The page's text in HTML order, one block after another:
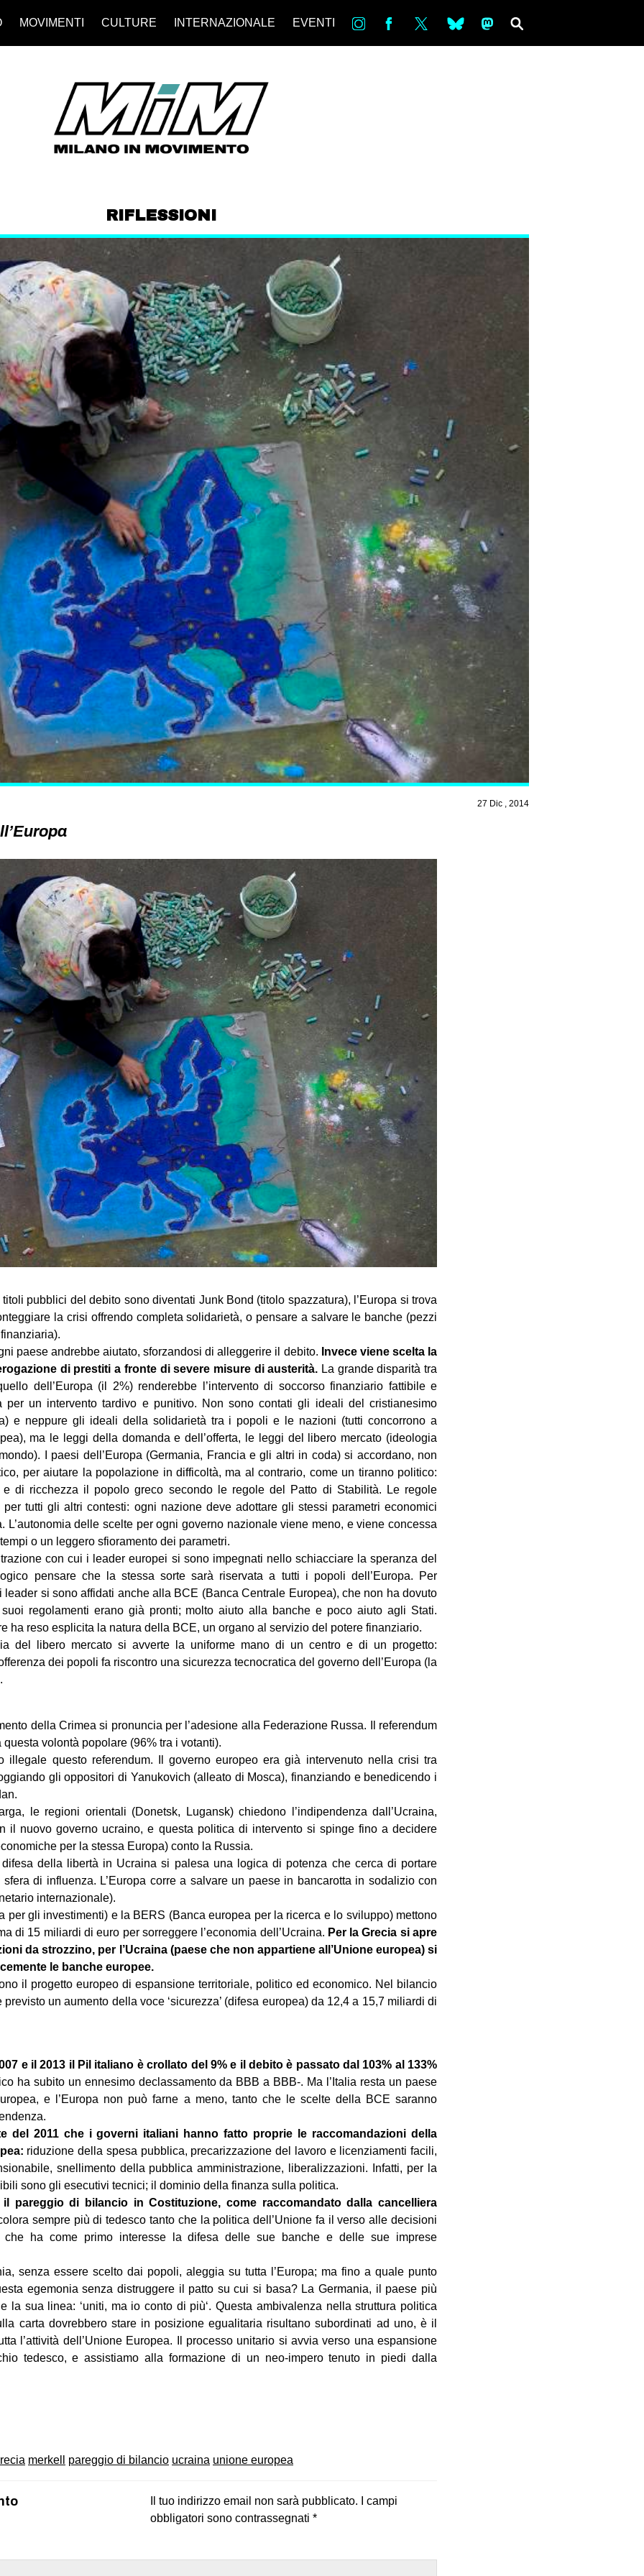
MOVIMENTI CULTURE INTERNAZIONALE EVENTI in bsky ms
RIFLESSIONI
27 Dic , 2014
pubblici del debito sono diventati Junk Bond (titolo spazzatura), l’Europa si trova
la crisi offrendo completa solidarietà, o pensare a salvare le banche (pezzi
paese andrebbe aiutato, sforzandosi di alleggerire il debito. Invece viene scelta la
di prestiti a fronte di severe misure di austerità. La grande disparità tra
dell’Europa (il 2%) renderebbe l’intervento di soccorso finanziario fattibile e
per un intervento tardivo e punitivo. Non sono contati gli ideali del cristianesimo
e neppure gli ideali della solidarietà tra i popoli e le nazioni (tutti concorrono a
ma le leggi della domanda e dell’offerta, le leggi del libero mercato (ideologia
I paesi dell’Europa (Germania, Francia e gli altri in coda) si accordano, non
per aiutare la popolazione in difficoltà, ma al contrario, come un tiranno politico:
di ricchezza il popolo greco secondo le regole del Patto di Stabilità. Le regole
per tutti gli altri contesti: ogni nazione deve adottare gli stessi parametri economici
L’autonomia delle scelte per ogni governo nazionale viene meno, e viene concessa
o un leggero sfioramento dei parametri.
con cui i leader europei si sono impegnati nello schiacciare la speranza del
pensare che la stessa sorte sarà riservata a tutti i popoli dell’Europa. Per
leader si sono affidati anche alla BCE (Banca Centrale Europea), che non ha dovuto
regolamenti erano già pronti; molto aiuto alla banche e poco aiuto agli Stati.
ha reso esplicita la natura della BCE, un organo al servizio del potere finanziario.
del libero mercato si avverte la uniforme mano di un centro e di un progetto:
dei popoli fa riscontro una sicurezza tecnocratica del governo dell’Europa (la
della Crimea si pronuncia per l’adesione alla Federazione Russa. Il referendum
volontà popolare (96% tra i votanti).
illegale questo referendum. Il governo europeo era già intervenuto nella crisi tra
gli oppositori di Yanukovich (alleato di Mosca), finanziando e benedicendo i
le regioni orientali (Donetsk, Lugansk) chiedono l’indipendenza dall’Ucraina,
il nuovo governo ucraino, e questa politica di intervento si spinge fino a decidere
per la stessa Europa) conto la Russia.
della libertà in Ucraina si palesa una logica di potenza che cerca di portare
sfera di influenza. L’Europa corre a salvare un paese in bancarotta in sodalizio con
internazionale).
per gli investimenti) e la BERS (Banca europea per la ricerca e lo sviluppo) mettono
di 15 miliardi di euro per sorreggere l’economia dell’Ucraina. Per la Grecia si apre
da strozzino, per l’Ucraina (paese che non appartiene all’Unione europea) si
le banche europee.
il progetto europeo di espansione territoriale, politico ed economico. Nel bilancio
previsto un aumento della voce ‘sicurezza’ (difesa europea) da 12,4 a 15,7 miliardi di
e il 2013 il Pil italiano è crollato del 9% e il debito è passato dal 103% al 133%
ha subito un ennesimo declassamento da BBB a BBB-. Ma l’Italia resta un paese
e l’Europa non può farne a meno, tanto che le scelte della BCE saranno
del 2011 che i governi italiani hanno fatto proprie le raccomandazioni della
riduzione della spesa pubblica, precarizzazione del lavoro e licenziamenti facili,
snellimento della pubblica amministrazione, liberalizzazioni. Infatti, per la
sono gli esecutivi tecnici; il dominio della finanza sulla politica.
il pareggio di bilancio in Costituzione, come raccomandato dalla cancelliera
sempre più di tedesco tanto che la politica dell’Unione fa il verso alle decisioni
che ha come primo interesse la difesa delle sue banche e delle sue imprese
senza essere scelto dai popoli, aleggia su tutta l’Europa; ma fino a quale punto
egemonia senza distruggere il patto su cui si basa? La Germania, il paese più
la sua linea: ‘uniti, ma io conto di più‘. Questa ambivalenza nella struttura politica
carta dovrebbero stare in posizione egualitaria risultano subordinati ad uno, è il
l’attività dell’Unione Europea. Il processo unitario si avvia verso una espansione
tedesco, e assistiamo alla formazione di un neo-impero tenuto in piedi dalla
merkell pareggio di bilancio ucraina unione europea
Il tuo indirizzo email non sarà pubblicato.
I campi
obbligatori sono contrassegnati *